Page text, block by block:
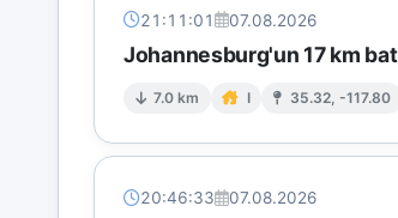
21:11:01 07.08.2026
Johannesburg'un 17 km
7.0 km I 35.32, -117.80
20:46:33 07.08.2026